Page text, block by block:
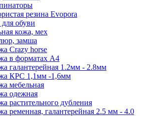
резина Evopora
обуви
кожа, мех
замша
Crazy horse
в форматах А4
галантерейная 1.2мм - 2.8мм
КРС 1,1мм -1,6мм
мебельная
одежная
растительного дубления
ременная, галантерейная 2.5 мм - 4.0